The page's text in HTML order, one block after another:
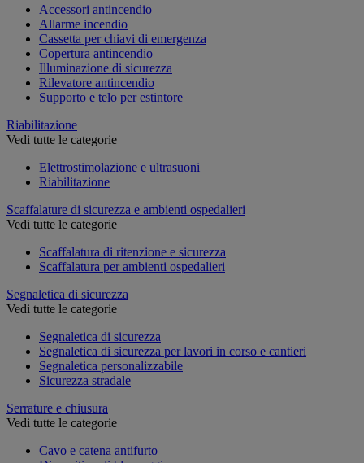
Accessori antincendio
Allarme incendio
Cassetta per chiavi di emergenza
Copertura antincendio
Illuminazione di sicurezza
Rilevatore antincendio
Supporto e telo per estintore
Riabilitazione
Vedi tutte le categorie
Elettrostimolazione e ultrasuoni
Riabilitazione
Scaffalature di sicurezza e ambienti ospedalieri
Vedi tutte le categorie
Scaffalatura di ritenzione e sicurezza
Scaffalatura per ambienti ospedalieri
Segnaletica di sicurezza
Vedi tutte le categorie
Segnaletica di sicurezza
Segnaletica di sicurezza per lavori in corso e cantieri
Segnaletica personalizzabile
Sicurezza stradale
Serrature e chiusura
Vedi tutte le categorie
Cavo e catena antifurto